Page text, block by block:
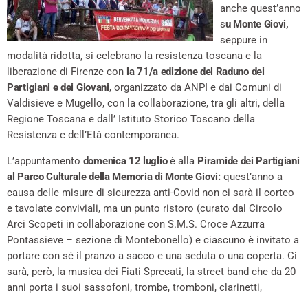
anche quest’anno
su Monte Giovi,
seppure in
modalità ridotta, si celebrano la resistenza toscana e la
liberazione di Firenze con la 71/a edizione del Raduno dei
Partigiani e dei Giovani, organizzato da ANPI e dai Comuni di
Valdisieve e Mugello, con la collaborazione, tra gli altri, della
Regione Toscana e dall’ Istituto Storico Toscano della
Resistenza e dell’Età contemporanea.
L’appuntamento domenica 12 luglioè alla Piramide dei Partigiani
al Parco Culturale della Memoria di Monte Giovi:quest’anno a
causa delle misure di sicurezza anti-Covid non ci sarà il corteo
e tavolate conviviali, ma un punto ristoro (curato dal Circolo
Arci Scopeti in collaborazione con S.M.S. Croce Azzurra
Pontassieve – sezione di Montebonello) e ciascuno è invitato a
portare con sé il pranzo a sacco e una seduta o una coperta. Ci
sarà, però, la musica dei Fiati Sprecati, la street band che da 20
anni porta i suoi sassofoni, trombe, tromboni, clarinetti,